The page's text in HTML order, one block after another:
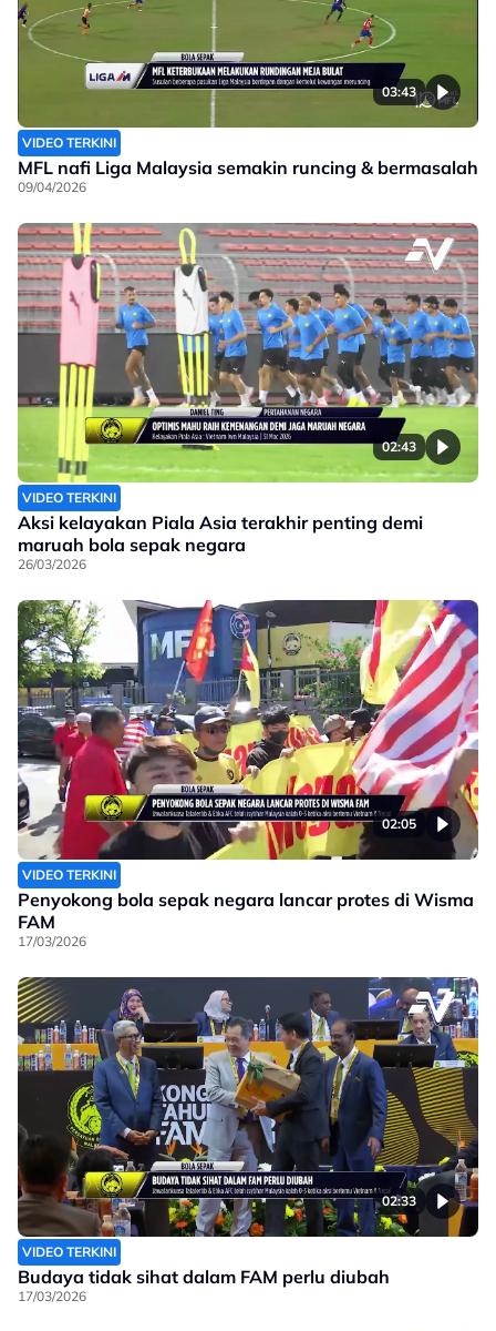
03:43
VIDEO TERKINI
MFL nafi Liga Malaysia semakin runcing & bermasalah
09/04/2026
02:43
VIDEO TERKINI
Aksi kelayakan Piala Asia terakhir penting demi
maruah bola sepak negara
26/03/2026
02:05
VIDEO TERKINI
Penyokong bola sepak negara lancar protes di Wisma
FAM
17/03/2026
02:33
VIDEO TERKINI
Budaya tidak sihat dalam FAM perlu diubah
17/03/2026